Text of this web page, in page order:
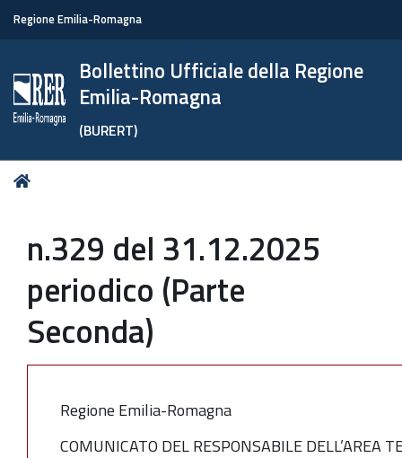
Regione Emilia-Romagna
Bollettino Ufficiale della Regione
Emilia-Romagna
(BURERT)
Tu
n.329 del 31.12.2025
periodico (Parte
Seconda)
Regione Emilia-Romagna
COMUNICATO DEL RESPONSABILE DELL’AREA